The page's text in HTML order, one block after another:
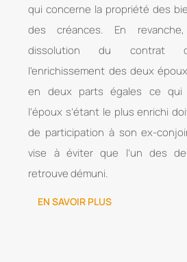
qui concerne la propriété des
des créances. En
dissolution du contrat
l’enrichissement des deux
en deux parts égales ce qui
l’époux s’étant le plus enrichi
de participation à son ex-
vise à éviter que l’un des
retrouve démuni.
EN SAVOIR PLUS